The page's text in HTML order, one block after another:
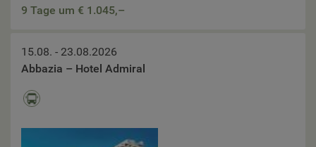
9 Tage um € 1.045,–
15.08. - 23.08.2026
Abbazia – Hotel Admiral